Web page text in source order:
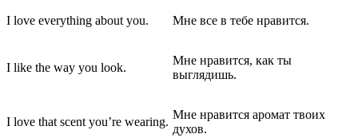
I love everything about you. Мне все в тебе нравится.
I like the way you look.
Мне нравится, как ты
выглядишь.
I love that scent you’re wearing.
Мне нравится аромат твоих
духов.